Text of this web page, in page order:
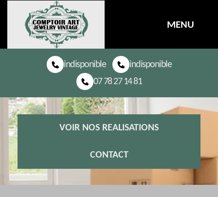
MENU
indisponible
indisponible
07 78 27 14 81
VOIR NOS REALISATIONS
CONTACT